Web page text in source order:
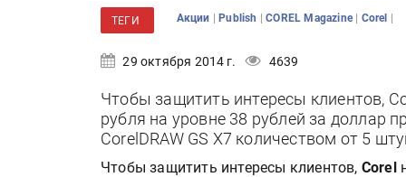
ТЕГИ Акции |Publish |COREL Magazine | Corel |
29 октября 2014 г. 4639
Чтобы защитить интересы клиентов,
рубля на уровне 38 рублей за доллар
CorelDRAW GS X7 количеством от 5
Чтобы защитить интересы клиентов, Corel